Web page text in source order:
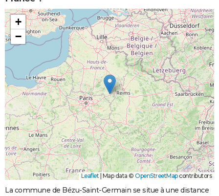
+
−
Leaflet Map data © OpenStreetMapcontributors
La commune de Bézu-Saint-Germain se situe à une distance